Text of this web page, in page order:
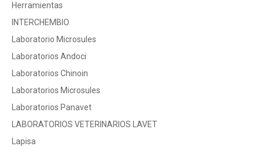
Herramientas
INTERCHEMBIO
Laboratorio Microsules
Laboratorios Andoci
Laboratorios Chinoin
Laboratorios Microsules
Laboratorios Panavet
LABORATORIOS VETERINARIOS LAVET
Lapisa